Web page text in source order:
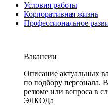
Условия работы
Корпоративная жизнь
Профессиональное
Вакансии
Описание актуальных
по подбору персонала.
резюме или вопроса в
ЭЛКОДа